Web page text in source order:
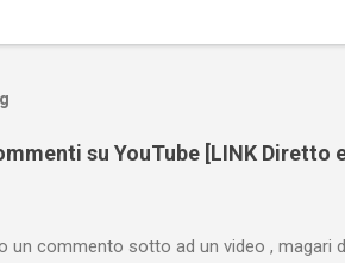
su YouTube [LINK Diretto
un commento sotto ad un video , magari